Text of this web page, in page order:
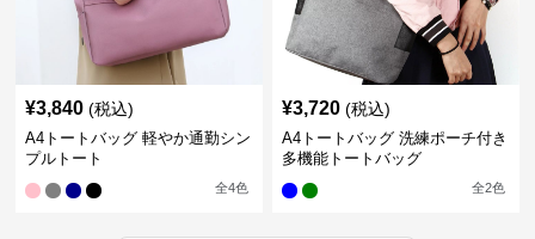
¥3,840 (税込)
A4トートバッグ 軽やか通勤シン
プルトート
全4色
¥3,720 (税込)
A4トートバッグ 洗練ポーチ付き
多機能トートバッグ
全2色